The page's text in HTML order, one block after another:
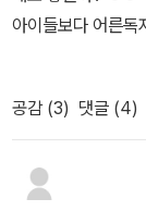
읽어보면 자신의
트 고흐나 스탈당
중들이 자신의 문
“사람이 후세에 속
아가 취업한 직장
아이들보다 어른독
적 사유를 담고 있
적이다. 그림책은
의 그림도 애들보
런 철학적 사유를
공감 (3) 댓글 (4)